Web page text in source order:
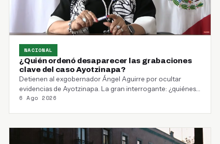
NACIONAL
¿Quién ordenó desaparecer las grabaciones
clave del caso Ayotzinapa?
Detienen al exgobernador Ángel Aguirre por ocultar
evidencias de Ayotzinapa. La gran interrogante: ¿quiénes
más en…
6 Ago 2026